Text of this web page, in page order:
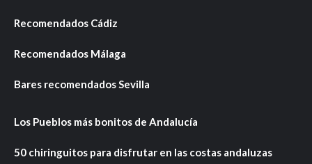
Recomendados Cádiz
Recomendados Málaga
Bares recomendados Sevilla
Los Pueblos más bonitos de Andalucía
50 chiringuitos para disfrutar en las costas andaluzas